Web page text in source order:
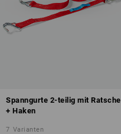
Spanngurte 2-teilig mit Ratsche
+ Haken
7 Varianten